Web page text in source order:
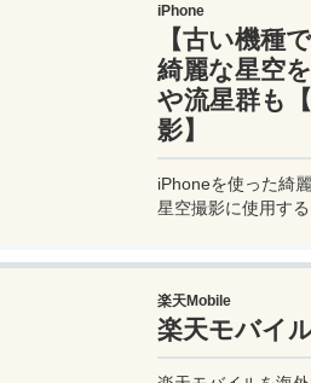
便利な情報、かか
け！夫婦喧嘩あり
中年夫婦の等身大
iPhone
【古い機種
綺麗な星空
や流星群も
影】
iPhoneを使った綺
星空撮影に使用す
ば流星群の流れ星
綺麗な星空撮影を
よう。
楽天Mobile
楽天モバイ